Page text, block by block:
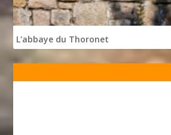
L'abbaye du Thoronet